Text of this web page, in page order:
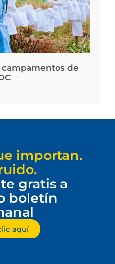
campamentos de
importan.
gratis a
boletín
aquí